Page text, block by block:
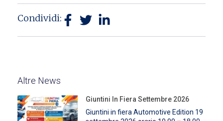
Condividi:
Altre News
Giuntini In Fiera Settembre 2026
Giuntini in fiera Automotive Edition 19